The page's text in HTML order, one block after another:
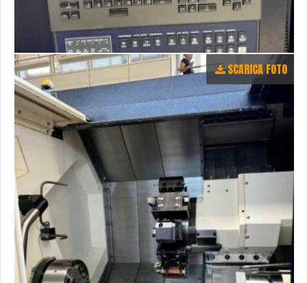
SCARICA FOTO